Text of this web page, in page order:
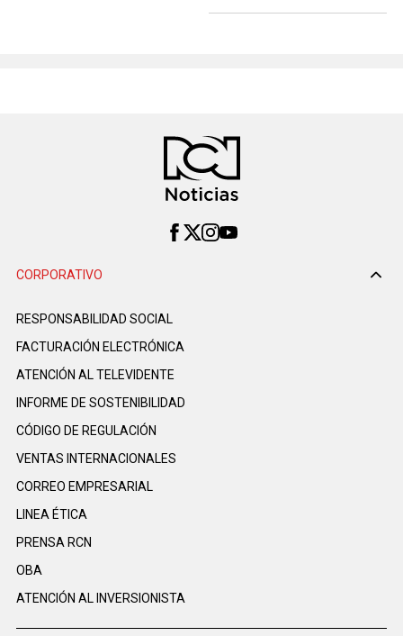
CORPORATIVO
RESPONSABILIDAD SOCIAL
FACTURACIÓN ELECTRÓNICA
ATENCIÓN AL TELEVIDENTE
INFORME DE SOSTENIBILIDAD
CÓDIGO DE REGULACIÓN
VENTAS INTERNACIONALES
CORREO EMPRESARIAL
LINEA ÉTICA
PRENSA RCN
OBA
ATENCIÓN AL INVERSIONISTA